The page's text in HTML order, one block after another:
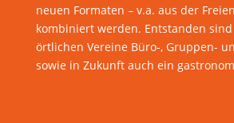
neuen Formaten – v.a. aus der
kombiniert werden. Entstanden
örtlichen Vereine Büro-, Gruppen-
sowie in Zukunft auch ein